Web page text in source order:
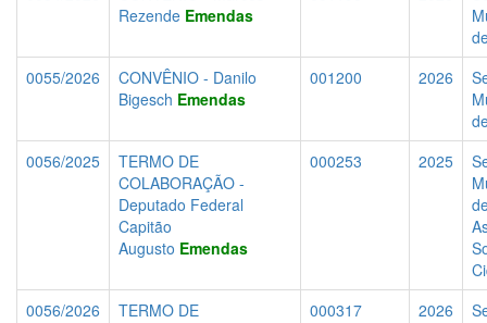
Rezende Emendas
0055/2026
CONVÊNIO - Danilo
Bigesch Emendas
001200 2026
0056/2025
TERMO DE
COLABORAÇÃO -
Deputado Federal
Capitão
Augusto Emendas
000253 2025
0056/2026
TERMO DE
000317 2026